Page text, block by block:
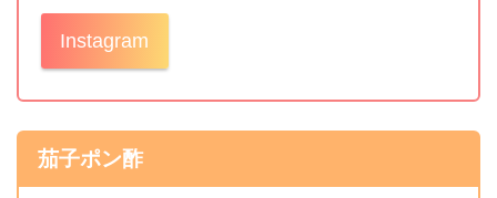
Instagram
茄子ポン酢